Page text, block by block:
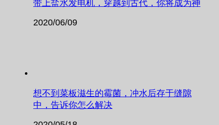
带上盐水发电机，穿越到古代，你将成为神
2020/06/09
想不到菜板滋生的霉菌，冲水后存于缝隙
中，告诉你怎么解决